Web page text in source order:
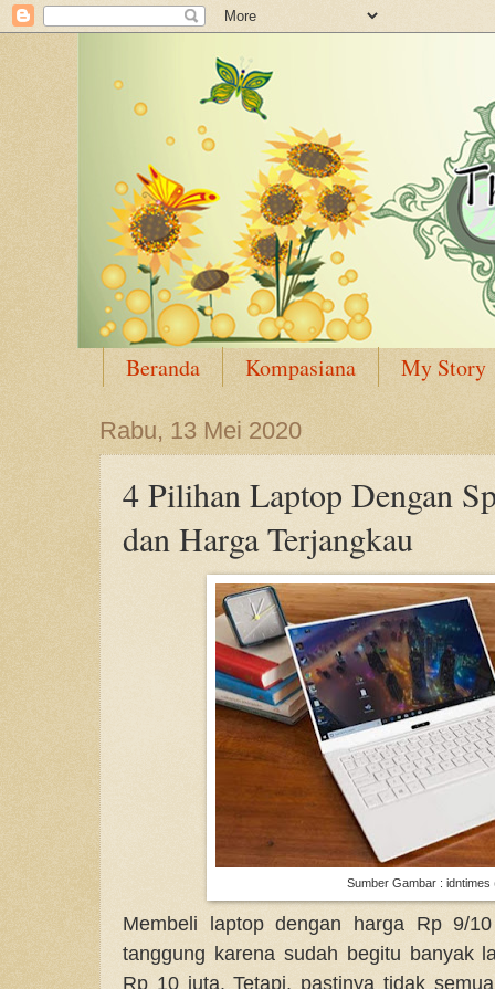
Beranda Kompasiana My Story
Rabu, 13 Mei 2020
4 Pilihan Laptop Dengan
dan Harga Terjangkau
Sumber Gambar : idntimes
Membeli laptop dengan harga Rp 9/
tanggung karena sudah begitu banyak
Rp 10 juta. Tetapi, pastinya tidak